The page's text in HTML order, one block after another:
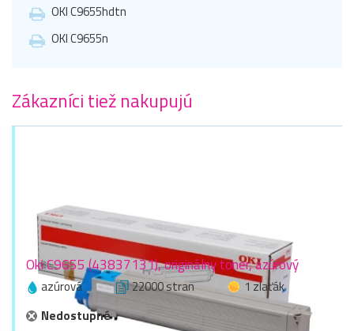
OKI C9655hdtn
OKI C9655n
Zákazníci tiež nakupujú
Oki C9655 (43837131), originálny toner, azúrový
azúrová 22000 stran
1 zlaťák
Nedostupné